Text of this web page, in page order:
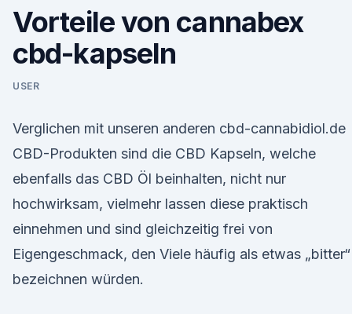
Vorteile von cannabex
cbd-kapseln
USER
Verglichen mit unseren anderen cbd-cannabidiol.de
CBD-Produkten sind die CBD Kapseln, welche
ebenfalls das CBD Öl beinhalten, nicht nur
hochwirksam, vielmehr lassen diese praktisch
einnehmen und sind gleichzeitig frei von
Eigengeschmack, den Viele häufig als etwas „bitter“
bezeichnen würden.